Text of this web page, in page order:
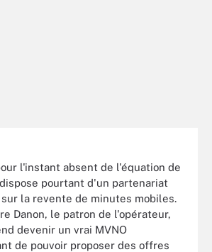
l'instant absent de l'équation de
pourtant d'un partenariat
la revente de minutes mobiles.
Danon, le patron de l'opérateur,
devenir un vrai MVNO
de pouvoir proposer des offres